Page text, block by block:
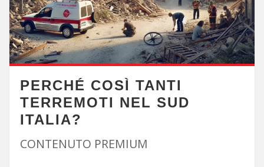
PERCHÉ COSÌ TANTI
TERREMOTI NEL SUD
ITALIA?
CONTENUTO PREMIUM